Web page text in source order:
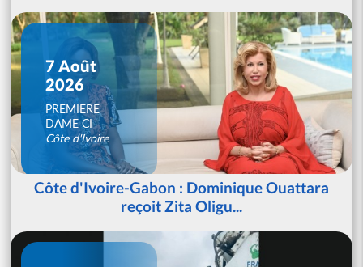
7 Août
2026
PREMIERE
DAME CI
Côte d'Ivoire
Côte d'Ivoire-Gabon : Dominique Ouattara
reçoit Zita Oligu...